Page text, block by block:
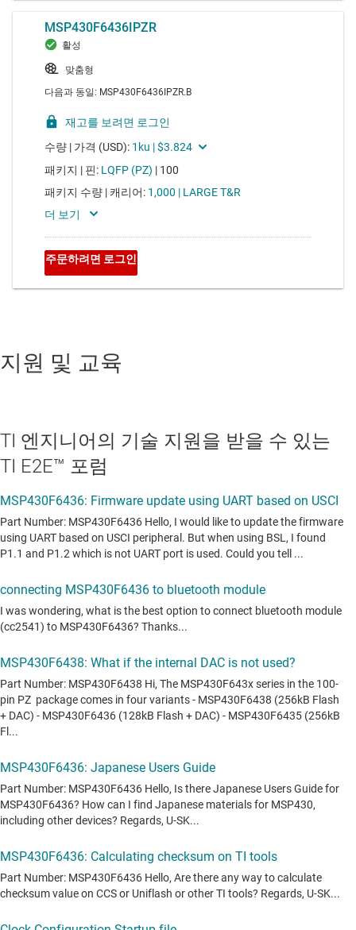
지원 및 교육
TI 엔지니어의 기술 지원을 받을 수 있는
TI E2E™ 포럼